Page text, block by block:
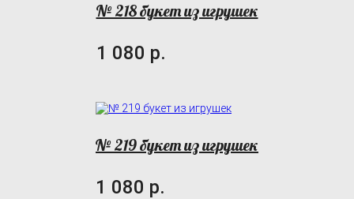
№ 218 букет из игрушек
1 080 р.
№ 219 букет из игрушек
1 080 р.